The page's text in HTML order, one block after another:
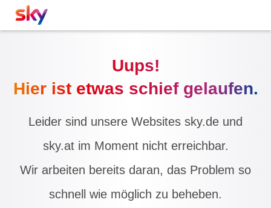
Uups!
Hier ist etwas schief gelaufen.
Leider sind unsere Websites sky.de und
sky.at im Moment nicht erreichbar.
Wir arbeiten bereits daran, das Problem so
schnell wie möglich zu beheben.